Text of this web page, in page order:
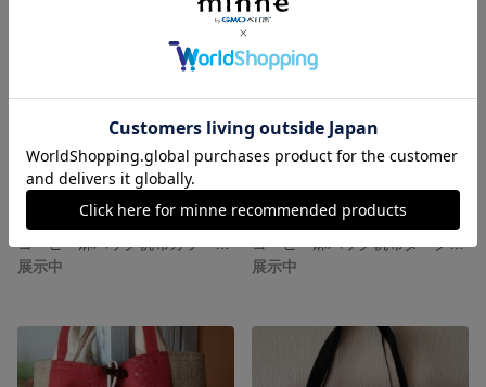
コーヒー麻バック帆布カラー刺し子
展示中
コーヒー麻バック帆布ダークグリーン
展示中